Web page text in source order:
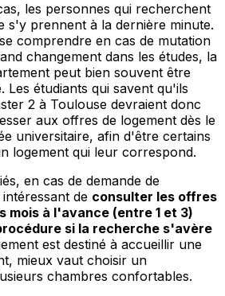
les personnes qui recherchent
s'y prennent à la dernière minute.
comprendre en cas de mutation
changement dans les études, la
peut bien souvent être
Les étudiants qui savent qu'ils
2 à Toulouse devraient donc
aux offres de logement dès le
universitaire, afin d'être certains
logement qui leur correspond.
en cas de demande de
de consulter les offres
mois à l'avance (entre 1 et 3)
si la recherche s'avère
est destiné à accueillir une
mieux vaut choisir un
chambres confortables.